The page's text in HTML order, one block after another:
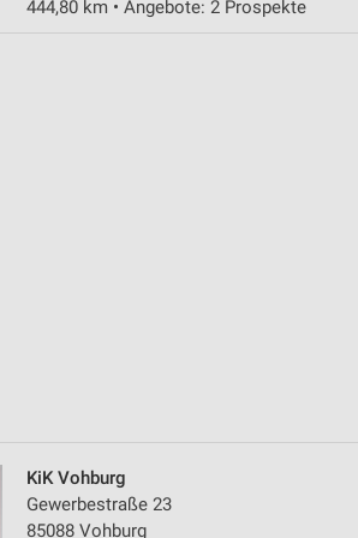
444,80 km • Angebote: 2 Prospekte
KiK Vohburg
Gewerbestraße 23
85088 Vohburg
von Inhalten